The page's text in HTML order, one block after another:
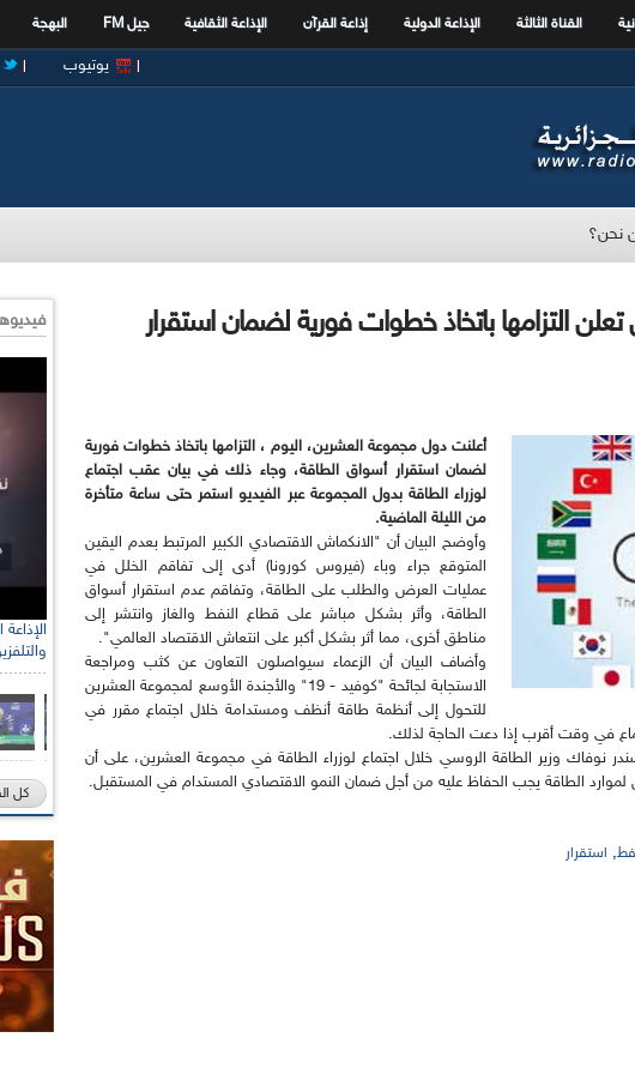
القناة الثالثة الإذاعة الدولية إذاعة القرآن الإذاعة الثقافية جيل FM البهجة
يوتيوب
نحن؟
التزامها باتخاذ خطوات فورية لضمان استقرار
أعلنت دول مجموعة العشرين، اليوم ، التزامها باتخاذ خطوات فورية
لضمان استقرار أسواق الطاقة، وجاء ذلك في بيان عقب اجتماع
لوزراء الطاقة بدول المجموعة عبر الفيديو استمر حتى ساعة متأخرة
من الليلة الماضية.
وأوضح البيان أن "الانكماش الاقتصادي الكبير المرتبط بعدم اليقين
المتوقع جراء وباء (فيروس كورونا) أدى إلى تفاقم الخلل في
عمليات العرض والطلب على الطاقة، وتفاقم عدم استقرار أسواق
الطاقة، وأثر بشكل مباشر على قطاع النفط والغاز وانتشر إلى
مناطق أخرى، مما أثر بشكل أكبر على انتعاش الاقتصاد العالمي".
وأضاف البيان أن الزعماء سيواصلون التعاون عن كثب ومراجعة
الاستجابة لجائحة "كوفيد - 19" والأجندة الأوسع لمجموعة العشرين
للتحول إلى أنظمة طاقة أنظف ومستدامة خلال اجتماع مقرر في
في وقت أقرب إذا دعت الحاجة لذلك.
نوفاك وزير الطاقة الروسي خلال اجتماع لوزراء الطاقة في مجموعة العشرين، على أن
لموارد الطاقة يجب الحفاظ عليه من أجل ضمان النمو الاقتصادي المستدام في المستقبل.
, استقرار
كل